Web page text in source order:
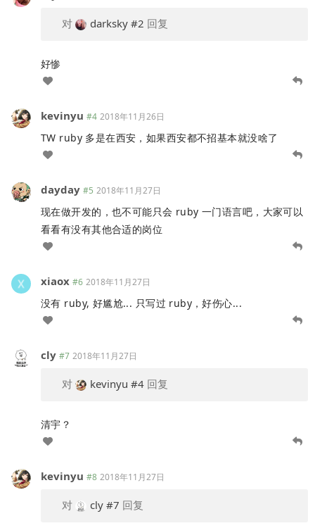
对 darksky #2 回复
好惨
kevinyu #4 2018年11月26日
TW ruby 多是在西安，如果西安都不招基本就没啥了
dayday #5 2018年11月27日
现在做开发的，也不可能只会 ruby 一门语言吧，大家可以
看看有没有其他合适的岗位
xiaox #6 2018年11月27日
没有 ruby, 好尴尬... 只写过 ruby，好伤心...
cly #7 2018年11月27日
对 kevinyu #4 回复
清宇？
kevinyu #8 2018年11月27日
对 cly #7 回复